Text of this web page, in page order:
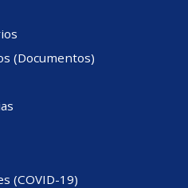
(Documentos)
(COVID-19)